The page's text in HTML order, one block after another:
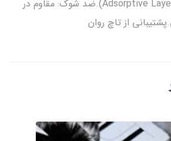
Layer).• لایه جاذب (Adsorptive Layer).ضد شوک: مقاوم در
از تاچ روان